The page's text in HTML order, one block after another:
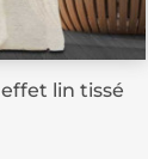
lin tissé